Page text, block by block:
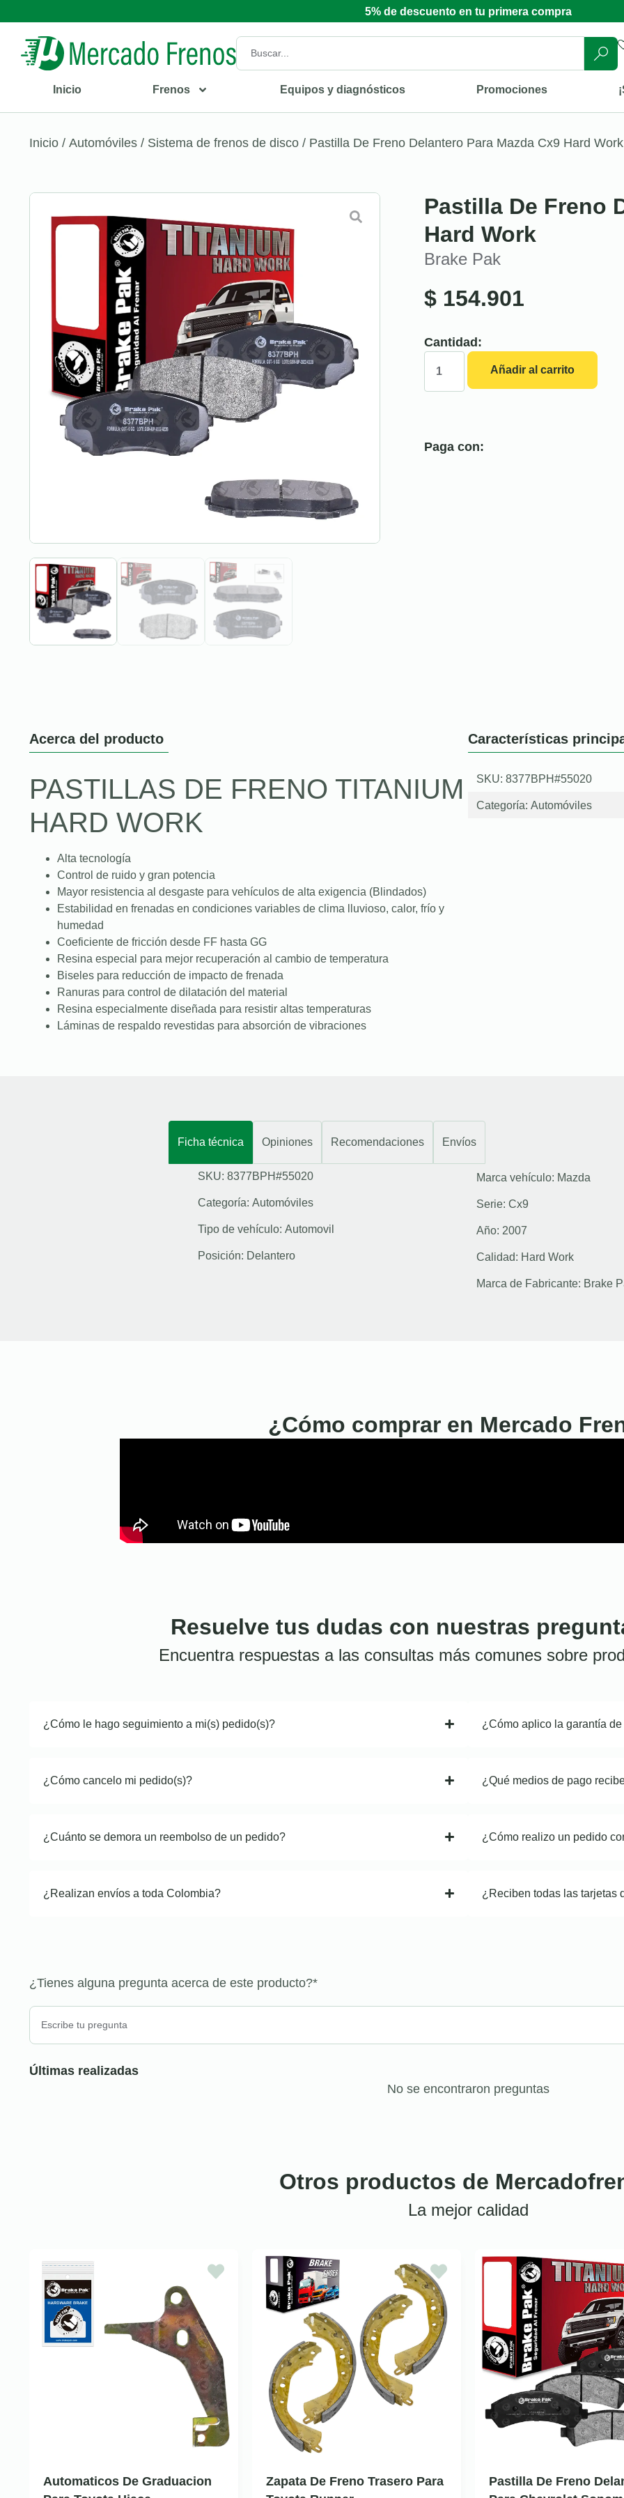
5% de descuento en tu primera compra
Inicio Frenos Equipos y diagnósticos Promociones
Inicio / Automóviles / Sistema de frenos de disco / Pastilla De Freno Delantero Para Mazda Cx9 Hard Work
Pastilla De Freno
Hard Work
Brake Pak
$ 154.901
Cantidad:
Añadir al carrito
Paga con:
Acerca del producto
PASTILLAS DE FRENO TITANIUM
HARD WORK
Alta tecnología
Control de ruido y gran potencia
Mayor resistencia al desgaste para vehículos de alta exigencia (Blindados)
Estabilidad en frenadas en condiciones variables de clima lluvioso, calor, frío y
humedad
Coeficiente de fricción desde FF hasta GG
Resina especial para mejor recuperación al cambio de temperatura
Biseles para reducción de impacto de frenada
Ranuras para control de dilatación del material
Resina especialmente diseñada para resistir altas temperaturas
Láminas de respaldo revestidas para absorción de vibraciones
Características
SKU: 8377BPH#55020
Categoría: Automóviles
Ficha técnica Opiniones Recomendaciones Envíos
SKU: 8377BPH#55020
Categoría: Automóviles
Tipo de vehículo: Automovil
Posición: Delantero
Marca vehículo: Mazda
Serie: Cx9
Año: 2007
Calidad: Hard Work
Marca de Fabricante: Brake
¿Cómo comprar en Mercado
Resuelve tus dudas con nuestras
Encuentra respuestas a las consultas más comunes sobre
¿Cómo le hago seguimiento a mi(s) pedido(s)?
¿Cómo cancelo mi pedido(s)?
¿Cuánto se demora un reembolso de un pedido?
¿Realizan envíos a toda Colombia?
¿Cómo aplico la garantía
¿Qué medios de pago
¿Cómo realizo un pedido
¿Reciben todas las tarjetas
¿Tienes alguna pregunta acerca de este producto?*
Últimas realizadas
No se encontraron preguntas
Otros productos de
La mejor calidad
Automaticos De Graduacion
Zapata De Freno Trasero Para
Pastilla De Freno